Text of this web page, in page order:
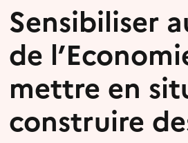
Sensibiliser
de
mettre en
construire